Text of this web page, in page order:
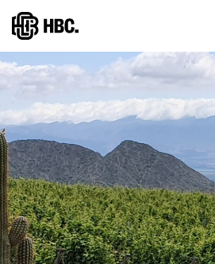
Direkt
zum
Inhalt